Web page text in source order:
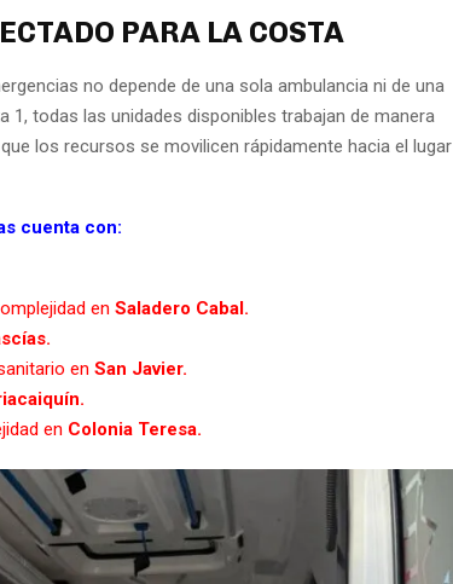
PARA LA COSTA
no depende de una sola ambulancia ni de una
1, todas las unidades disponibles trabajan de manera
los recursos se movilicen rápidamente hacia el lugar
cuenta con:
en Saladero Cabal.
en San Javier.
en Colonia Teresa.